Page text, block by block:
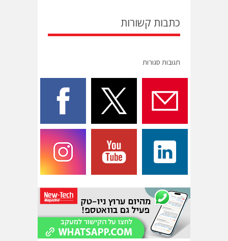
כתבות קשורות
תגובות סגורות